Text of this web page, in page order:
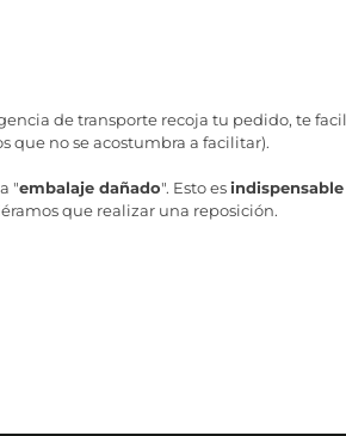
de transporte recoja tu pedido, te
que no se acostumbra a facilitar).
"embalaje dañado". Esto esindispensable
que realizar una reposición.